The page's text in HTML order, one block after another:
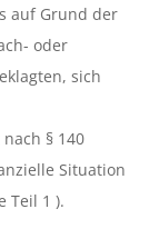
auf Grund der
oder
sich
§ 140
Situation
Teil 1 ).